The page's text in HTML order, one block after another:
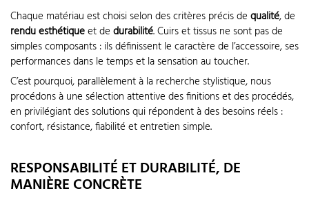
Chaque matériau est choisi selon des critères précis de qualité, de
rendu esthétiqueet de durabilité. Cuirs et tissus ne sont pas de
simples composants : ils définissent le caractère de l’accessoire, ses
performances dans le temps et la sensation au toucher.
C’est pourquoi, parallèlement à la recherche stylistique, nous
procédons à une sélection attentive des finitions et des procédés,
en privilégiant des solutions qui répondent à des besoins réels :
confort, résistance, fiabilité et entretien simple.
RESPONSABILITÉ ET DURABILITÉ, DE
MANIÈRE CONCRÈTE